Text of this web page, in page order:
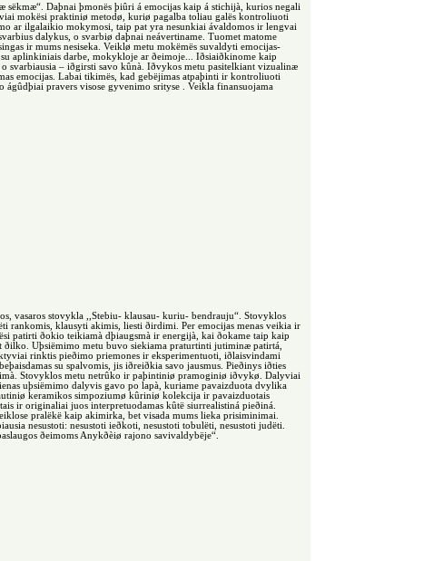
Daþnai þmonës þiûri á emocijas kaip á stichijà, kurios negali
mokësi praktiniø metodø, kuriø pagalba toliau galës kontroliuoti
ar ilgalaikio mokymosi, taip pat yra nesunkiai ávaldomos ir lengvai
dalykus, o svarbiø daþnai neávertiname. Tuomet matome
ir mums nesiseka. Veiklø metu mokëmës suvaldyti emocijas-
aplinkiniais darbe, mokykloje ar ðeimoje... Iðsiaiðkinome kaip
svarbiausia – iðgirsti savo kûnà. Iðvykos metu pasitelkiant vizualinæ
emocijas. Labai tikimës, kad gebëjimas atpaþinti ir kontroliuoti
pravers visose gyvenimo srityse . Veikla finansuojama
vasaros stovykla ,,Stebiu- klausau- kuriu- bendrauju“. Stovyklos
rankomis, klausyti akimis, liesti ðirdimi. Per emocijas menas veikia ir
patirti ðokio teikiamà dþiaugsmà ir energijà, kai ðokame taip kaip
Uþsiëmimo metu buvo siekiama praturtinti jutiminæ patirtá,
rinktis pieðimo priemones ir eksperimentuoti, iðlaisvindami
su spalvomis, jis iðreiðkia savo jausmus. Pieðinys iðties
Stovyklos metu netrûko ir paþintiniø pramoginiø iðvykø. Dalyviai
uþsiëmimo dalyvis gavo po lapà, kuriame pavaizduota dvylika
keramikos simpoziumø kûriniø kolekcija ir pavaizduotais
ir originaliai juos interpretuodamas kûtë siurrealistiná pieðiná.
pralëkë kaip akimirka, bet visada mums lieka prisiminimai.
nesustoti: nesustoti ieðkoti, nesustoti tobulëti, nesustoti judëti.
ðeimoms Anykðèiø rajono savivaldybëje“.